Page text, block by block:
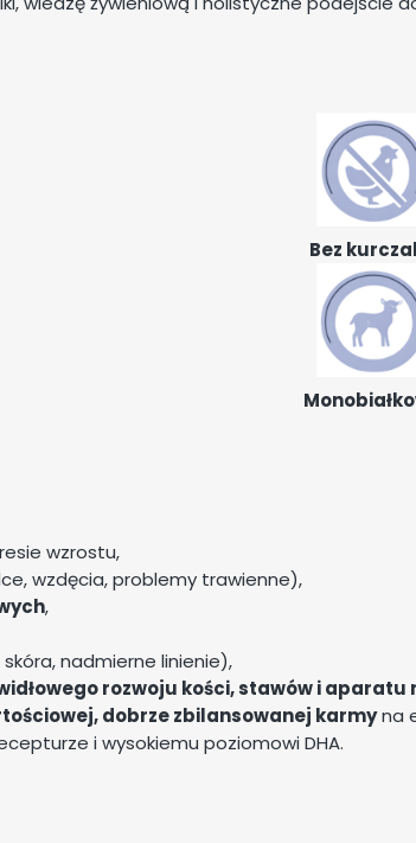
Bez
wzrostu,
wzdęcia, problemy trawienne),
,
nadmierne linienie),
rozwoju kości, stawów i aparatu
dobrze zbilansowanej karmyna
i wysokiemu poziomowi DHA.